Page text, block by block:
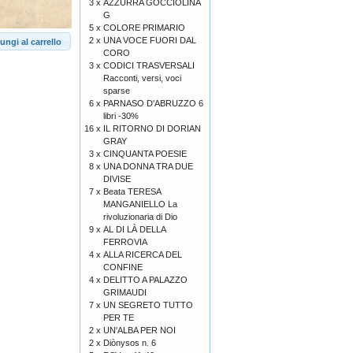
al carrello
3 x AZZURRA GOCCIOLINA
G
5 x COLORE PRIMARIO
2 x UNA VOCE FUORI DAL
CORO
3 x CODICI TRASVERSALI
Racconti, versi, voci
sparse
6 x PARNASO D'ABRUZZO 6
libri -30%
16 x IL RITORNO DI DORIAN
GRAY
3 x CINQUANTA POESIE
8 x UNA DONNA TRA DUE
DIVISE
7 x Beata TERESA
MANGANIELLO La
rivoluzionaria di Dio
9 x AL DI LÀ DELLA
FERROVIA
4 x ALLA RICERCA DEL
CONFINE
4 x DELITTO A PALAZZO
GRIMAUDI
7 x UN SEGRETO TUTTO
PER TE
2 x UN'ALBA PER NOI
2 x Diònysos n. 6